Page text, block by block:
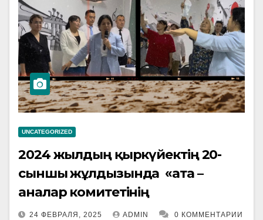
UNCATEGORIZED
2024 жылдың қыркүйектің 20-
сыншы жұлдызында «ата –
аналар комитетінің
24 ФЕВРАЛЯ, 2025 ADMIN 0 КОММЕНТАРИИ